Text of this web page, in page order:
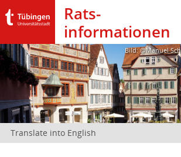
Rats­
informationen
Bild: @Manuel
Translate into English